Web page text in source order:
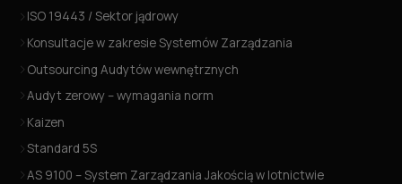
ISO 19443 / Sektor jądrowy
Konsultacje w zakresie Systemów Zarządzania
Outsourcing Audytów wewnętrznych
Audyt zerowy – wymagania norm
Kaizen
Standard 5S
AS 9100 – System Zarządzania Jakością w lotnictwie